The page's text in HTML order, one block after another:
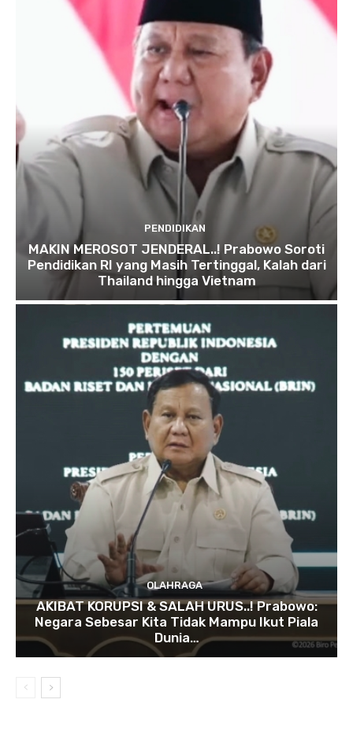
PENDIDIKAN
MAKIN MEROSOT JENDERAL..! Prabowo Soroti
Pendidikan RI yang Masih Tertinggal, Kalah dari
Thailand hingga Vietnam
OLAHRAGA
AKIBAT KORUPSI & SALAH URUS..! Prabowo:
Negara Sebesar Kita Tidak Mampu Ikut Piala
Dunia…